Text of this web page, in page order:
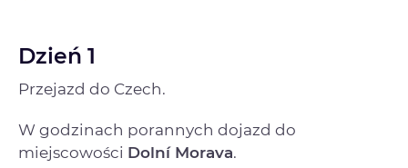
Dzień 1
Przejazd do Czech.
W godzinach porannych dojazd do
miejscowości Dolní Morava.